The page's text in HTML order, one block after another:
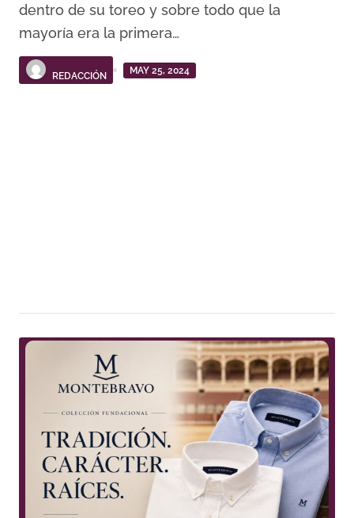
dentro de su toreo y sobre todo que la
mayoría era la primera…
REDACCIÓN
MAY 25, 2024